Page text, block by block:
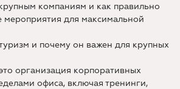
компаниям и как правильно
мероприятия для максимальной
и почему он важен для крупных
организация корпоративных
офиса, включая тренинги,